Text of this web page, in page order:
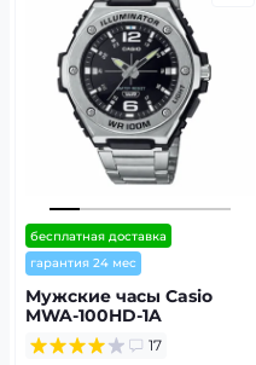
бесплатная доставка
гарантия 24 мес
Мужские часы Casio
MWA-100HD-1A
17